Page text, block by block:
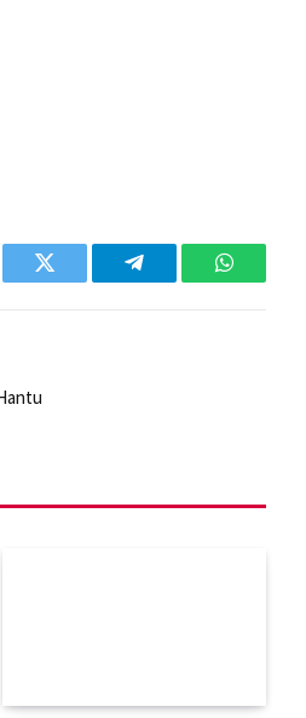
Twitter Telegram WhatsApp